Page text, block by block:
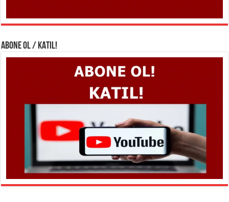
ABONE OL / KATIL!